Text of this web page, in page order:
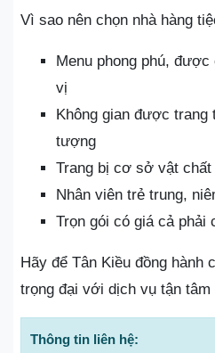
Vì sao nên chọn nhà hàng
Menu phong phú,
vị
Không gian được trang
tượng
Trang bị cơ sở vật chất
Nhân viên trẻ trung,
Trọn gói có giá cả phải
Hãy để Tân Kiều đồng hành
trọng đại với dịch vụ tận
Thông tin liên hệ: